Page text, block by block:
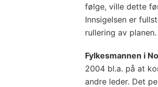
følge, ville dette
Innsigelsen er
rullering av planen.
Fylkesmannen i
2004 bl.a. på at
andre leder. Det